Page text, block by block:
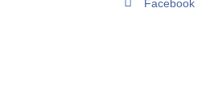
Facebook